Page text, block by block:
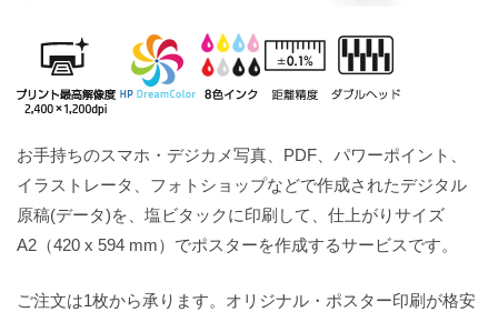
お手持ちのスマホ・デジカメ写真、PDF、パワーポイント、
イラストレータ、フォトショップなどで作成されたデジタル
原稿(データ)を、塩ビタックに印刷して、仕上がりサイズ
A2（420 x 594 mm）でポスターを作成するサービスです。
ご注文は1枚から承ります。オリジナル・ポスター印刷が格安